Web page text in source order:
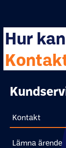
Hur
Kontakt
Lämna ärende